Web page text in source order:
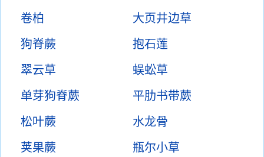
卷柏
大页井边草
狗脊蕨
抱石莲
翠云草
蜈蚣草
单芽狗脊蕨
平肋书带蕨
松叶蕨
水龙骨
荚果蕨
瓶尔小草